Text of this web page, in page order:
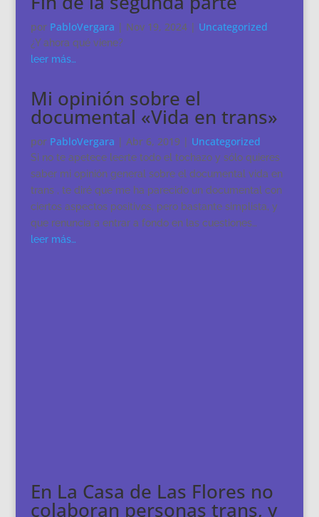
por PabloVergara | Nov 19, 2024| Uncategorized
¿Y ahora qué viene?
leer más…
Mi opinión sobre el
documental «Vida en trans»
por PabloVergara | Abr 6, 2019| Uncategorized
Si no te apetece leerte todo el tochazo y sólo quieres
saber mi opinión general sobre el documental vida en
trans , te diré que me ha parecido un documental con
ciertos aspectos positivos, pero bastante simplista, y
que renuncia a entrar a fondo en las cuestiones…
leer más…
En La Casa de Las Flores no
colaboran personas trans, y